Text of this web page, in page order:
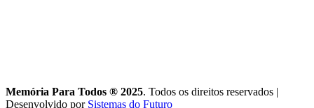
Memória Para Todos ® 2025. Todos os direitos reservados |
Desenvolvido por Sistemas do Futuro